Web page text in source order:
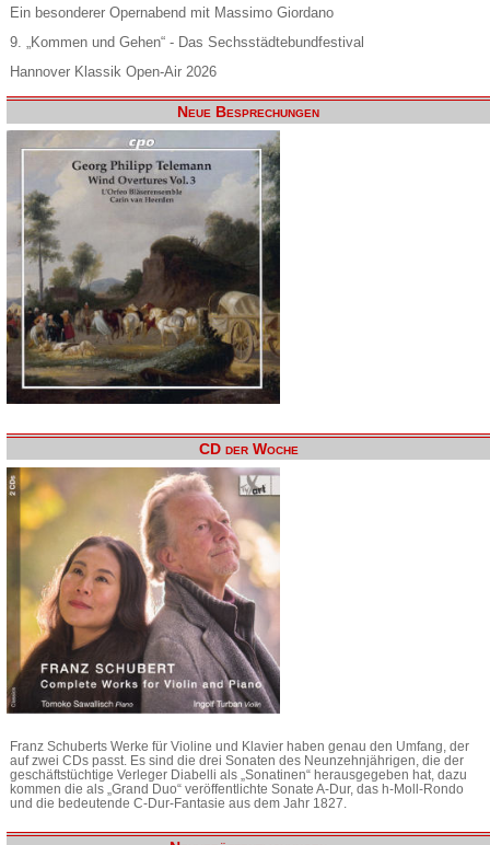
Ein besonderer Opernabend mit Massimo Giordano
9. „Kommen und Gehen“ - Das Sechsstädtebundfestival
Hannover Klassik Open-Air 2026
Neue Besprechungen
CD der Woche
Franz Schuberts Werke für Violine und Klavier haben genau den Umfang, der
auf zwei CDs passt. Es sind die drei Sonaten des Neunzehnjährigen, die der
geschäftstüchtige Verleger Diabelli als „Sonatinen“ herausgegeben hat, dazu
kommen die als „Grand Duo“ veröffentlichte Sonate A-Dur, das h-Moll-Rondo
und die bedeutende C-Dur-Fantasie aus dem Jahr 1827.